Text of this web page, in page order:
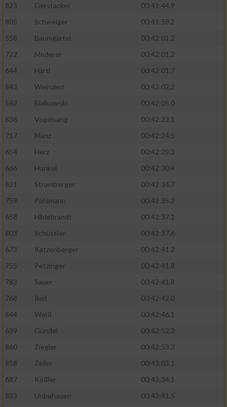
823
Gerstacker
00:41:44.9
805
Schweiger
00:41:58.2
558
Baumgärtel
00:42:01.2
722
Mederer
00:42:01.2
644
Hartl
00:42:01.7
843
Weinzierl
00:42:02.2
562
Bialkowski
00:42:05.0
836
Vogelsang
00:42:22.1
717
Manz
00:42:24.5
654
Herz
00:42:29.3
666
Hunkel
00:42:30.4
821
Stromberger
00:42:34.7
759
Pöhlmann
00:42:35.2
658
Hildebrandt
00:42:37.1
803
Schüssler
00:42:37.6
673
Katzenberger
00:42:41.2
755
Petzinger
00:42:41.8
783
Sauer
00:42:41.8
768
Reif
00:42:42.0
844
Weiß
00:42:46.1
639
Gündel
00:42:52.3
860
Ziegler
00:42:53.3
858
Zeller
00:43:03.1
687
Kößler
00:43:34.1
833
Unbehauen
00:43:41.5